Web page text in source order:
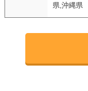
県,沖縄県